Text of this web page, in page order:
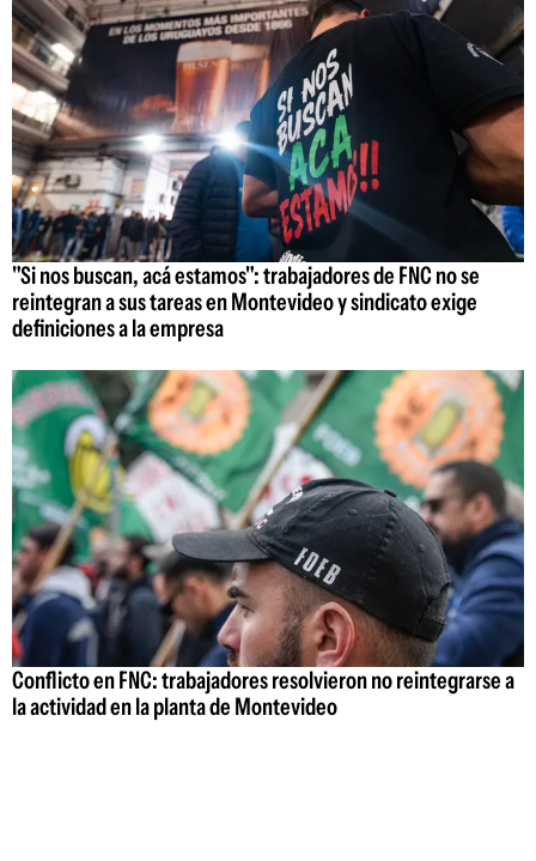
"Si nos buscan, acá estamos": trabajadores de FNC no se
reintegran a sus tareas en Montevideo y sindicato exige
definiciones a la empresa
Conflicto en FNC: trabajadores resolvieron no reintegrarse a
la actividad en la planta de Montevideo